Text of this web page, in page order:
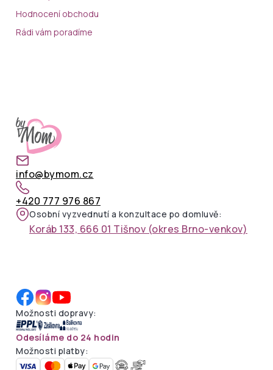
Hodnocení obchodu
Rádi vám poradíme
info@bymom.cz
+420 777 976 867
Osobní vyzvednutí a konzultace po domluvě:
Koráb 133, 666 01 Tišnov (okres Brno-venkov)
Možnosti dopravy:
Odesíláme do 24 hodin
Možnosti platby: